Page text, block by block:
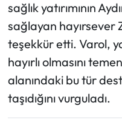
sağlık yatırımının
sağlayan hayırsever
teşekkür etti. Varol,
hayırlı olmasını
alanındaki bu tür
taşıdığını vurguladı.